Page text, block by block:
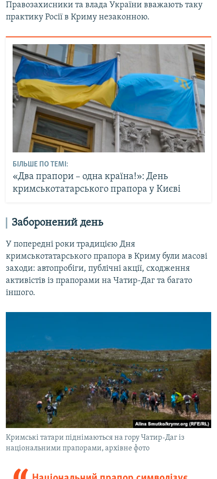
Правозахисники та влада України вважають таку
практику Росії в Криму незаконною.
БІЛЬШЕ ПО ТЕМІ:
«Два прапори – одна країна!»: День
кримськотатарського прапора у Києві
Заборонений день
У попередні роки традицією Дня
кримськотатарського прапора в Криму були масові
заходи: автопробіги, публічні акції, сходження
активістів із прапорами на Чатир-Даг та багато
іншого.
Кримські татари піднімаються на гору Чатир-Даг із
національними прапорами, архівне фото